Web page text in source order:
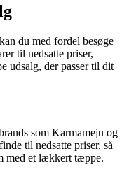
du med fordel besøge
til nedsatte priser,
udsalg, der passer til dit
som Karmameju og
til nedsatte priser, så
med et lækkert tæppe.